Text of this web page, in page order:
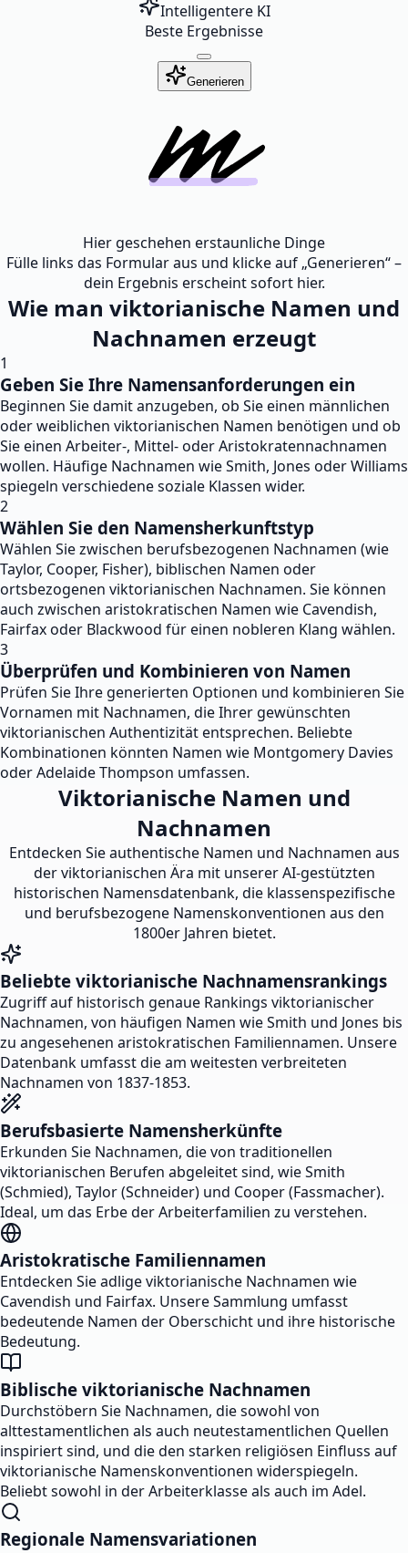
Intelligentere KI
Beste Ergebnisse
Generieren
Hier geschehen erstaunliche Dinge
Fülle links das Formular aus und klicke auf „Generieren“ –
dein Ergebnis erscheint sofort hier.
Wie man viktorianische Namen und
Nachnamen erzeugt
1
Geben Sie Ihre Namensanforderungen ein
Beginnen Sie damit anzugeben, ob Sie einen männlichen
oder weiblichen viktorianischen Namen benötigen und ob
Sie einen Arbeiter-, Mittel- oder Aristokratennachnamen
wollen. Häufige Nachnamen wie Smith, Jones oder Williams
spiegeln verschiedene soziale Klassen wider.
2
Wählen Sie den Namensherkunftstyp
Wählen Sie zwischen berufsbezogenen Nachnamen (wie
Taylor, Cooper, Fisher), biblischen Namen oder
ortsbezogenen viktorianischen Nachnamen. Sie können
auch zwischen aristokratischen Namen wie Cavendish,
Fairfax oder Blackwood für einen nobleren Klang wählen.
3
Überprüfen und Kombinieren von Namen
Prüfen Sie Ihre generierten Optionen und kombinieren Sie
Vornamen mit Nachnamen, die Ihrer gewünschten
viktorianischen Authentizität entsprechen. Beliebte
Kombinationen könnten Namen wie Montgomery Davies
oder Adelaide Thompson umfassen.
Viktorianische Namen und
Nachnamen
Entdecken Sie authentische Namen und Nachnamen aus
der viktorianischen Ära mit unserer AI-gestützten
historischen Namensdatenbank, die klassenspezifische
und berufsbezogene Namenskonventionen aus den
1800er Jahren bietet.
Beliebte viktorianische Nachnamensrankings
Zugriff auf historisch genaue Rankings viktorianischer
Nachnamen, von häufigen Namen wie Smith und Jones bis
zu angesehenen aristokratischen Familiennamen. Unsere
Datenbank umfasst die am weitesten verbreiteten
Nachnamen von 1837-1853.
Berufsbasierte Namensherkünfte
Erkunden Sie Nachnamen, die von traditionellen
viktorianischen Berufen abgeleitet sind, wie Smith
(Schmied), Taylor (Schneider) und Cooper (Fassmacher).
Ideal, um das Erbe der Arbeiterfamilien zu verstehen.
Aristokratische Familiennamen
Entdecken Sie adlige viktorianische Nachnamen wie
Cavendish und Fairfax. Unsere Sammlung umfasst
bedeutende Namen der Oberschicht und ihre historische
Bedeutung.
Biblische viktorianische Nachnamen
Durchstöbern Sie Nachnamen, die sowohl von
alttestamentlichen als auch neutestamentlichen Quellen
inspiriert sind, und die den starken religiösen Einfluss auf
viktorianische Namenskonventionen widerspiegeln.
Beliebt sowohl in der Arbeiterklasse als auch im Adel.
Regionale Namensvariationen